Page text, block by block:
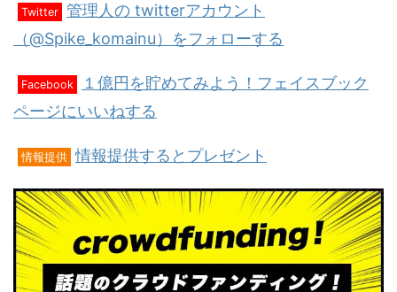
Twitter 管理人の twitterアカウント
（@Spike_komainu）をフォローする
Facebook
１億円を貯めてみよう！フェイスブック
ページにいいねする
情報提供 情報提供するとプレゼント